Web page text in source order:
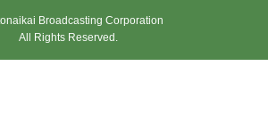
Broadcasting Corporation
All Rights Reserved.